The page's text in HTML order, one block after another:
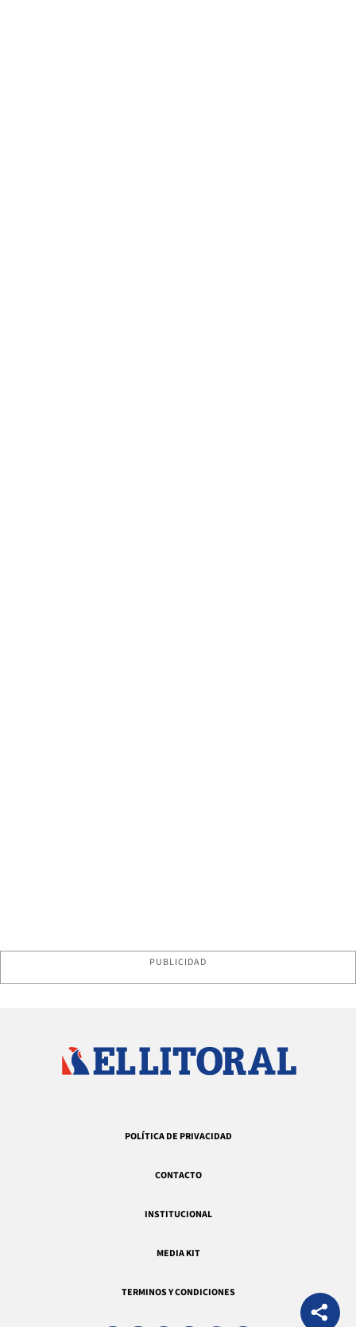
PUBLICIDAD
POLÍTICA DE PRIVACIDAD
CONTACTO
INSTITUCIONAL
MEDIA KIT
TERMINOS Y CONDICIONES